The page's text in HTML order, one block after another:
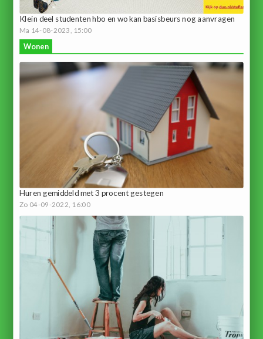
Klein deel studenten hbo en wo kan basisbeurs nog aanvragen
Ma 14-08-2023, 15:00
Wonen
Huren gemiddeld met 3 procent gestegen
Zo 04-09-2022, 16:00